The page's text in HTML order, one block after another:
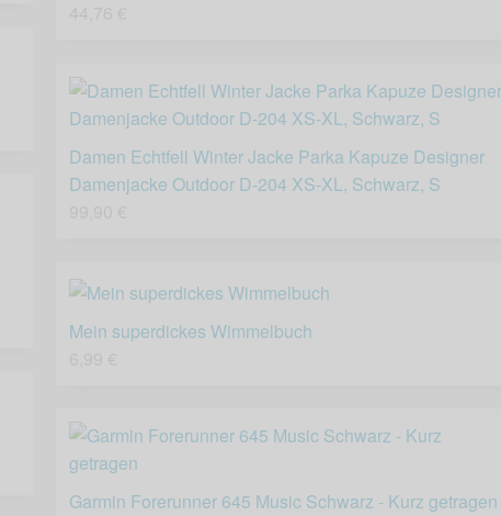
Damen Echtfell Winter Jacke Parka Kapuze Designer
Damenjacke Outdoor D-204 XS-XL, Schwarz, S
Mein superdickes Wimmelbuch
Garmin Forerunner 645 Music Schwarz - Kurz getragen